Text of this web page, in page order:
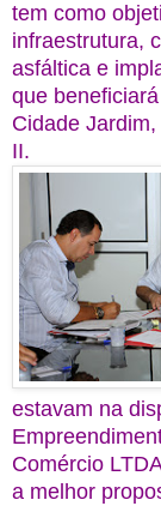
tem como
infraestrutura,
asfáltica e
que
Cidade
II.
estavam na
Comércio
a melhor